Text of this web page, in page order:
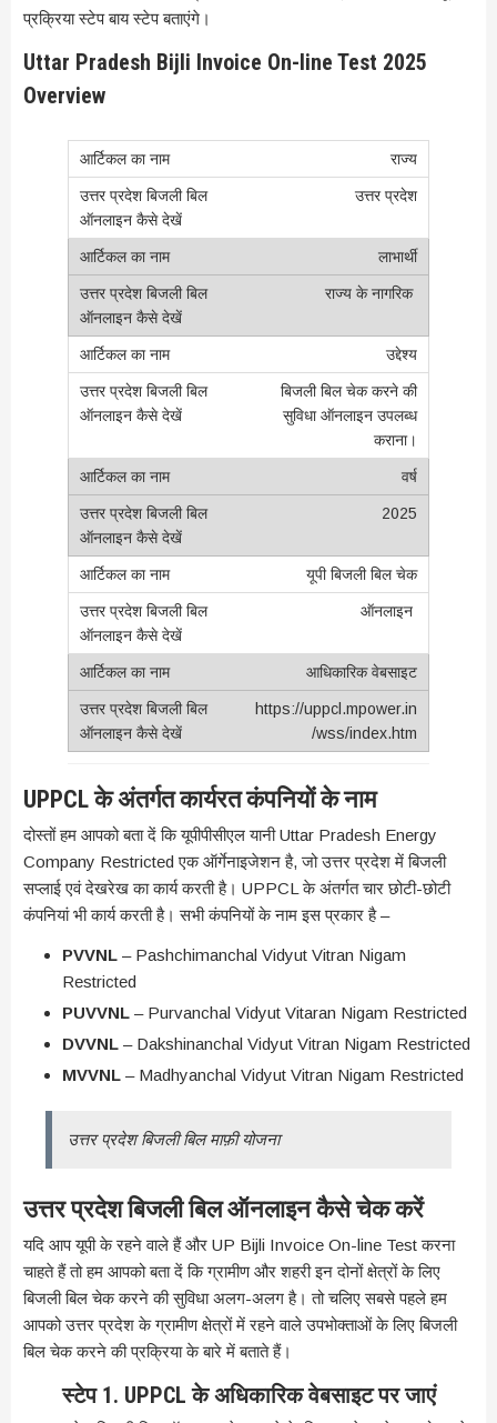
प्रक्रिया स्टेप बाय स्टेप बताएंगे।
Uttar Pradesh Bijli Invoice On-line Test 2025
Overview
राज्य
उत्तर प्रदेश
लाभार्थी
राज्य के नागरिक
उद्देश्य
बिजली बिल चेक करने की
सुविधा ऑनलाइन उपलब्ध
कराना।
वर्ष
2025
यूपी बिजली बिल चेक
ऑनलाइन
आधिकारिक वेबसाइट
https://uppcl.mpower.in
/wss/index.htm
UPPCL के अंतर्गत कार्यरत कंपनियों के नाम
दोस्तों हम आपको बता दें कि यूपीपीसीएल यानी Uttar Pradesh Energy
Company Restricted एक ऑर्गेनाइजेशन है, जो उत्तर प्रदेश में बिजली
सप्लाई एवं देखरेख का कार्य करती है। UPPCL के अंतर्गत चार छोटी-छोटी
कंपनियां भी कार्य करती है। सभी कंपनियों के नाम इस प्रकार है –
PVVNL – Pashchimanchal Vidyut Vitran Nigam
Restricted
PUVVNL – Purvanchal Vidyut Vitaran Nigam Restricted
DVVNL – Dakshinanchal Vidyut Vitran Nigam Restricted
MVVNL – Madhyanchal Vidyut Vitran Nigam Restricted
उत्तर प्रदेश बिजली बिल माफ़ी योजना
उत्तर प्रदेश बिजली बिल ऑनलाइन कैसे चेक करें
यदि आप यूपी के रहने वाले हैं और UP Bijli Invoice On-line Test करना
चाहते हैं तो हम आपको बता दें कि ग्रामीण और शहरी इन दोनों क्षेत्रों के लिए
बिजली बिल चेक करने की सुविधा अलग-अलग है। तो चलिए सबसे पहले हम
आपको उत्तर प्रदेश के ग्रामीण क्षेत्रों में रहने वाले उपभोक्ताओं के लिए बिजली
बिल चेक करने की प्रक्रिया के बारे में बताते हैं।
स्टेप 1. UPPCLके अधिकारिक वेबसाइट पर जाएं